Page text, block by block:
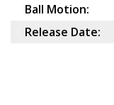
Ball Motion:
Release Date: